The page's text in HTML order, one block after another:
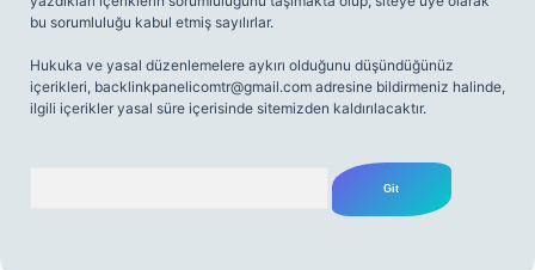
bu sorumluluğu kabul etmiş sayılırlar.
Hukuka ve yasal düzenlemelere aykırı olduğunu düşündüğünüz
içerikleri, backlinkpanelicomtr@gmail.com adresine bildirmeniz halinde,
ilgili içerikler yasal süre içerisinde sitemizden kaldırılacaktır.